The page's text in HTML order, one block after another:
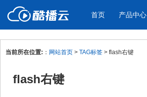
首页 产品中心
产品与新功能
应用场景
当前所在位置: ： 网站首页 > TAG标签 > flash右键
flash右键